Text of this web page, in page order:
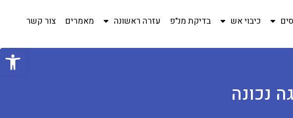
פתח
כיבוי אש בדיקת מנ"פ עזרה ראשונה מאמרים צור קשר
נכונה